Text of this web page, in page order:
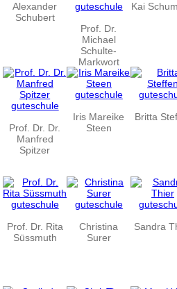
Alexander
Schubert
Prof. Dr.
Michael
Schulte-
Markwort
Kai
Prof. Dr. Dr.
Manfred
Spitzer
Iris Mareike
Steen
Britta
Prof. Dr. Rita
Süssmuth
Christina
Surer
Sandra